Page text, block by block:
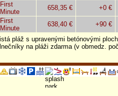
First
Minute
658,35 € +0 €
First
Minute
638,40 €
+90 €
pláž s upravenými betónovými
na pláži zdarma (v obmedz.